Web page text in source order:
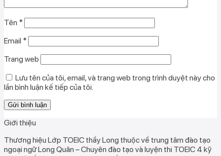
Tên *
Email *
Trang web
Lưu tên của tôi, email, và trang web trong trình duyệt này cho
lần bình luận kế tiếp của tôi.
Giới thiệu
Thương hiệu Lớp TOEIC thầy Long thuộc về trung tâm đào tạo
ngoại ngữ Long Quân – Chuyên đào tạo và luyện thi TOEIC 4 kỹ